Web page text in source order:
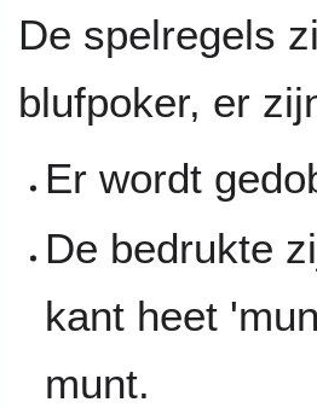
De spelregels
blufpoker, er
Er wordt
De bedrukte
kant heet
munt.